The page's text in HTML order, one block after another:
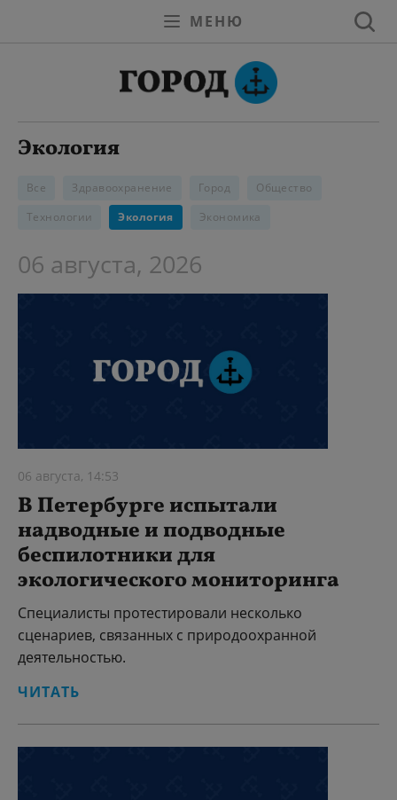
МЕНЮ
Экология
Все Здравоохранение Город
Общество
Технологии
Экология Экономика
06 августа, 2026
06 августа, 14:53
В Петербурге испытали
надводные и подводные
беспилотники для
экологического мониторинга
Специалисты протестировали несколько
сценариев, связанных с природоохранной
деятельностью.
ЧИТАТЬ